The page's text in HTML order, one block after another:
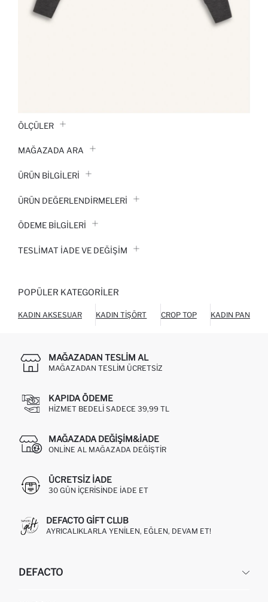
ÖLÇÜLER
MAĞAZADA ARA
ÜRÜN BILGILERI
ÜRÜN DEĞERLENDİRMELERİ
ÖDEME BİLGİLERİ
TESLIMAT İADE VE DEĞIŞIM
POPÜLER KATEGORILER
KADIN AKSESUAR KADIN TIŞÖRT CROP TOP KADIN
MAĞAZADAN TESLIM AL
MAĞAZADAN TESLIM ÜCRETSIZ
KAPIDA ÖDEME
HIZMET BEDELI SADECE 39,99 TL
MAĞAZADA DEĞIŞIM&İADE
ONLINE AL MAĞAZADA DEĞIŞTIR
ÜCRETSIZ IADE
30 GÜN IÇERISINDE IADE ET
DEFACTO GIFT CLUB
AYRICALIKLARLA YENILEN, EĞLEN, DEVAM ET!
DEFACTO